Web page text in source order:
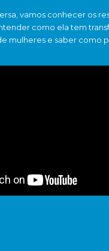
vamos conhecer os
como ela tem
mulheres e saber como